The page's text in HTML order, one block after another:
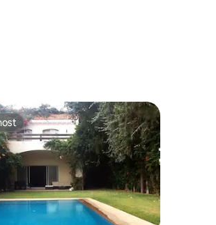
van 4,89 op 5, 117 recensies